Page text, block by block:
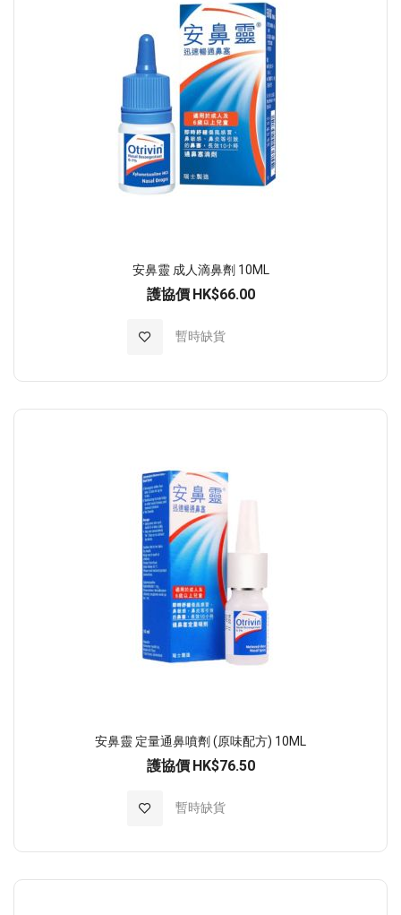
安鼻靈 成人滴鼻劑 10ML
護協價 HK$66.00
暫時缺貨
加入至願望清單
安鼻靈 定量通鼻噴劑 (原味配方) 10ML
護協價 HK$76.50
暫時缺貨
加入至願望清單